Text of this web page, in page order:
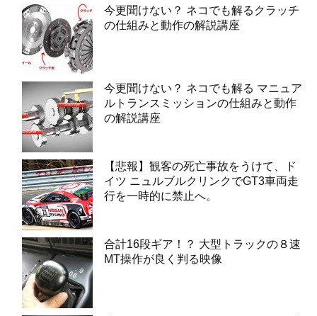
今更聞けない？ ネコでも解るクラッチ
の仕組みと動作の解説講座
今更聞けない？ ネコでも解る マニュア
ルトランスミッションの仕組みと動作
の解説講座
【悲報】観客の死亡事故をうけて、ド
イツ ニュルブルクリンクでGT3車両走
行を一時的に禁止へ。
合計16段ギア！？ 大型トラックの８速
MT操作が良く判る映像